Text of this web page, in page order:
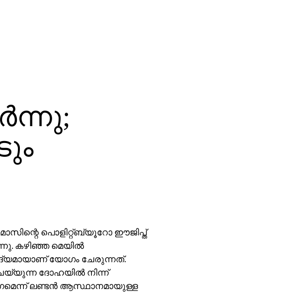
പൊളിറ്റ്ബ്യൂറോ ഈജിപ്ത്
കഴിഞ്ഞ മെയില്‍
യോഗം ചേരുന്നത്.
ദോഹയില്‍ നിന്ന്
ലണ്ടന്‍ ആസ്ഥാനമായുള്ള